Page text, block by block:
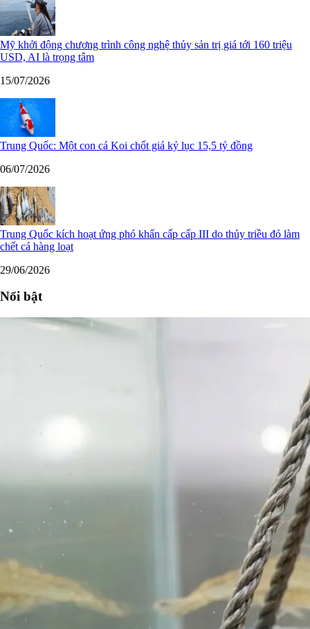
Mỹ khởi động chương trình công nghệ thủy sản trị giá tới 160 triệu
USD, AI là trọng tâm
15/07/2026
Trung Quốc: Một con cá Koi chốt giá kỷ lục 15,5 tỷ đồng
06/07/2026
Trung Quốc kích hoạt ứng phó khẩn cấp cấp III do thủy triều đỏ làm
chết cá hàng loạt
29/06/2026
Nổi bật